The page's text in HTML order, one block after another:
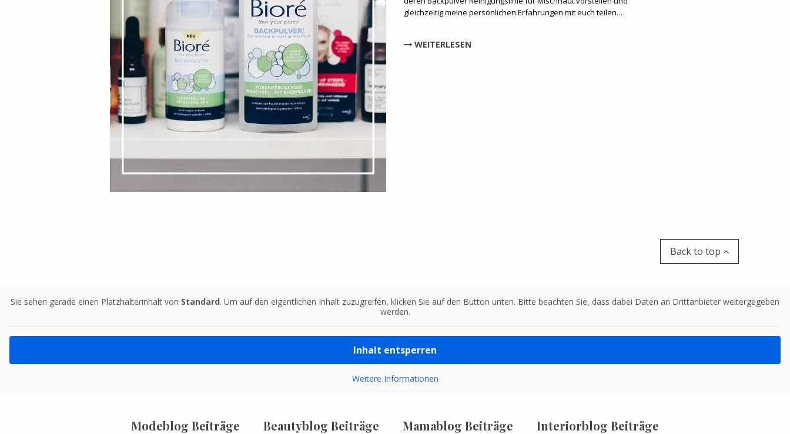
gleichzeitig meine persönlichen Erfahrungen mit euch teilen.…
WEITERLESEN
Back to top
Sie sehen gerade einen Platzhalterinhalt von Standard. Um auf den eigentlichen Inhalt zuzugreifen, klicken Sie auf den Button unten. Bitte beachten Sie, dass dabei Daten an Drittanbieter weitergegeben
werden.
Inhalt entsperren
Weitere Informationen
Modeblog Beiträge Beautyblog Beiträge Mamablog Beiträge Interiorblog Beiträge